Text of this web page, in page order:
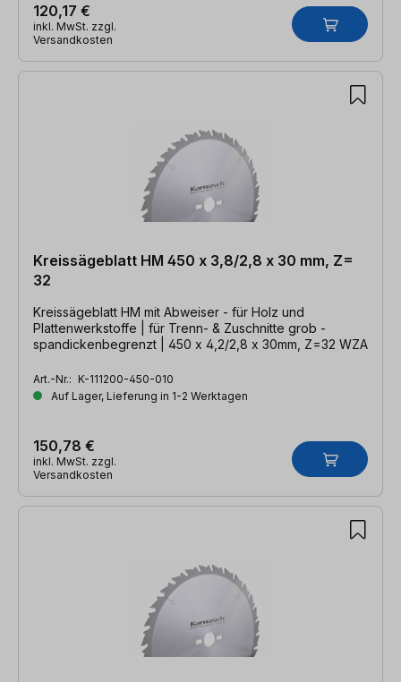
120,17 €
inkl. MwSt. zzgl.
Versandkosten
Kreissägeblatt HM 450 x 3,8/2,8 x 30 mm, Z=
32
Kreissägeblatt HM mit Abweiser - für Holz und
Plattenwerkstoffe | für Trenn- & Zuschnitte grob -
spandickenbegrenzt | 450 x 4,2/2,8 x 30mm, Z=32 WZA
Art.-Nr.: K-111200-450-010
Auf Lager, Lieferung in 1-2 Werktagen
150,78 €
inkl. MwSt. zzgl.
Versandkosten